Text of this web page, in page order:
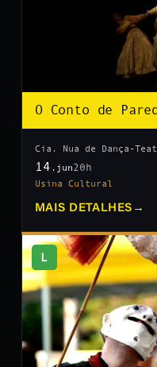
O Conto de
Cia. Nua de Dança-
14 .jun20h
Usina Cultural
MAIS DETALHES →
L